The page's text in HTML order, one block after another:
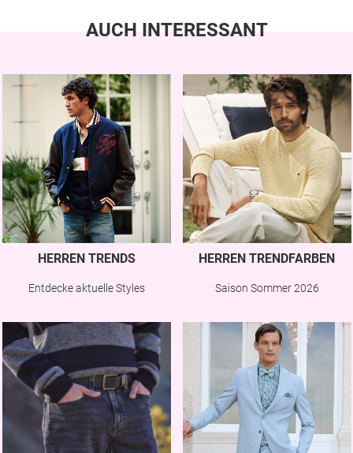
AUCH INTERESSANT
HERREN TRENDS
Entdecke aktuelle Styles
HERREN TRENDFARBEN
Saison Sommer 2026